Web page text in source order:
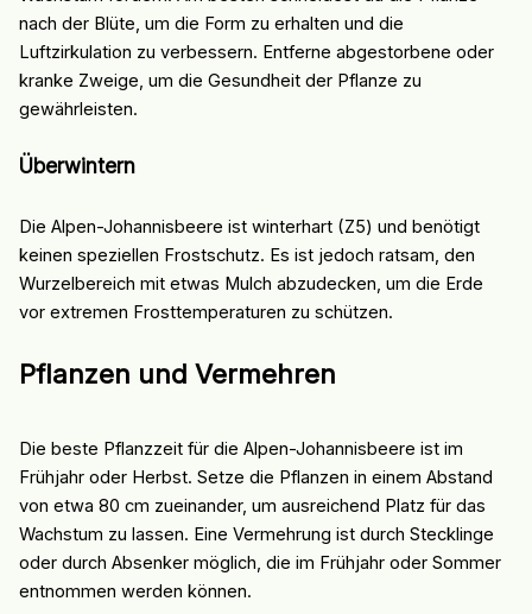
nach der Blüte, um die Form zu erhalten und die
Luftzirkulation zu verbessern. Entferne abgestorbene oder
kranke Zweige, um die Gesundheit der Pflanze zu
gewährleisten.
Überwintern
Die Alpen-Johannisbeere ist winterhart (Z5) und benötigt
keinen speziellen Frostschutz. Es ist jedoch ratsam, den
Wurzelbereich mit etwas Mulch abzudecken, um die Erde
vor extremen Frosttemperaturen zu schützen.
Pflanzen und Vermehren
Die beste Pflanzzeit für die Alpen-Johannisbeere ist im
Frühjahr oder Herbst. Setze die Pflanzen in einem Abstand
von etwa 80 cm zueinander, um ausreichend Platz für das
Wachstum zu lassen. Eine Vermehrung ist durch Stecklinge
oder durch Absenker möglich, die im Frühjahr oder Sommer
entnommen werden können.